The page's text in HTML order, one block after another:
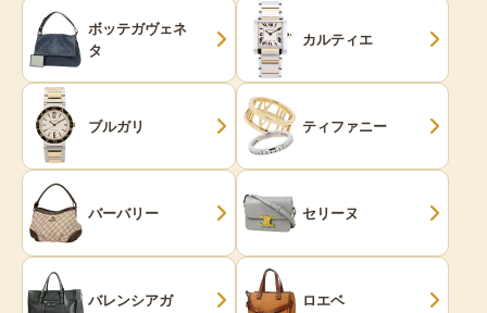
ボッテガヴェネ
タ
カルティエ
ブルガリ ティファニー
バーバリー セリーヌ
バレンシアガ ロエベ